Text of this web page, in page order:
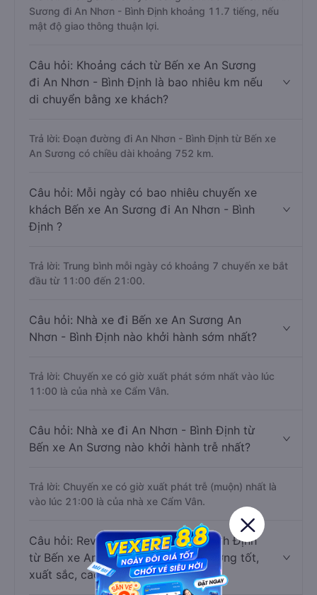
Sương đi An Nhơn - Bình Định khoảng 11.7 tiếng, nếu
mật độ giao thông thuận lợi.
Câu hỏi: Khoảng cách từ Bến xe An Sương
đi An Nhơn - Bình Định là bao nhiêu km nếu
di chuyển bằng xe khách?
Trả lời: Đoạn đường đi An Nhơn - Bình Định từ Bến xe
An Sương có chiều dài khoảng 752 km.
Câu hỏi: Mỗi ngày có bao nhiêu chuyến xe
khách Bến xe An Sương đi An Nhơn - Bình
Định ?
Trả lời: Trung bình mỗi ngày có khoảng 7 chuyến xe bắt
đầu từ 11:00 đến 21:00.
Câu hỏi: Nhà xe đi Bến xe An Sương An
Nhơn - Bình Định nào khởi hành sớm nhất?
Trả lời: Chuyến xe có giờ xuất phát sớm nhất vào lúc
11:00 là của nhà xe Cẩm Vân.
Câu hỏi: Nhà xe đi An Nhơn - Bình Định từ
Bến xe An Sương nào khởi hành trễ nhất?
Trả lời: Chuyến xe có giờ xuất phát trễ (muộn) nhất là
vào lúc 21:00 là của nhà xe Cẩm Vân.
Câu hỏi: Review xe đi An Nhơn - Bình Định
từ Bến xe An Sương nào có chất lượng tốt,
xuất sắc, cao cấp nhất?